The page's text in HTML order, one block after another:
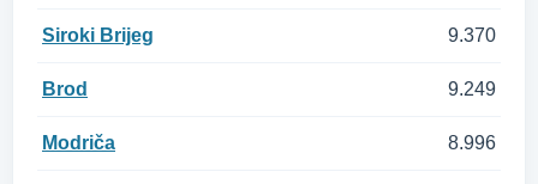
Siroki Brijeg 9.370
Brod 9.249
Modriča 8.996